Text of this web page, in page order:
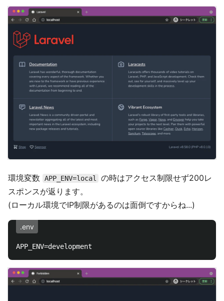
環境変数 APP_ENV=local
の時はアクセス制限せず200レ
スポンスが返ります。
(ローカル環境でIP制限があるのは面倒ですからね...)
.env